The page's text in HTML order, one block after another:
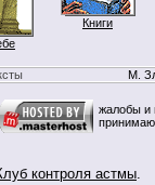
Книги
М.
жалобы и
контроля астмы.